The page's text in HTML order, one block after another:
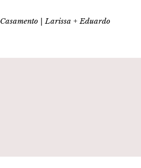
Casamento | Larissa + Eduardo